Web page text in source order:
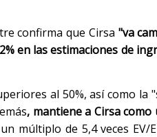
confirma que Cirsa "va
en las estimaciones de
al 50%, así como la
, mantiene a Cirsa como
múltiplo de 5,4 veces EV/